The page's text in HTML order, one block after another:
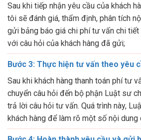
Sau khi tiếp nhận yêu cầu của khách
tôi sẽ đánh giá, thẩm định, phân tích
gửi bảng báo giá chi phí tư vấn chi
với câu hỏi của khách hàng đã gửi;
Bước 3: Thực hiện tư vấn theo yêu
Sau khi khách hàng thanh toán phí tư
chuyển câu hỏi đến bộ phận Luật sư
trả lời câu hỏi tư vấn. Quá trình này,
khách hàng để làm rõ một số nội dung